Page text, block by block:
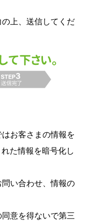
上、送信してくだ
お客さまの情報を
た情報を暗号化し
い合わせ、情報の
意を得ないで第三